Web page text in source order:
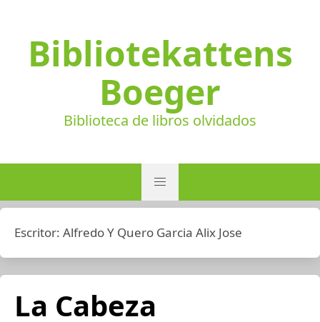
Bibliotekattens
Boeger
Biblioteca de libros olvidados
Escritor: Alfredo Y Quero Garcia Alix Jose
La Cabeza